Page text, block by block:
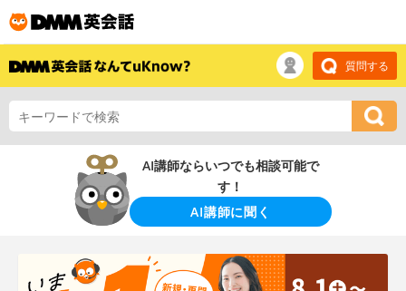
質問する
AI講師ならいつでも相談可能で
す！
AI講師に聞く